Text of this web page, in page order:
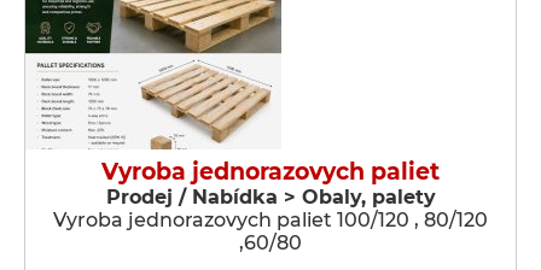
Vyroba jednorazovych paliet
Prodej / Nabídka > Obaly, palety
Vyroba jednorazovych paliet 100/120 , 80/120
,60/80